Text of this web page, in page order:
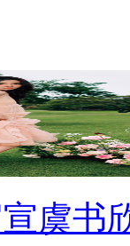
宣虞